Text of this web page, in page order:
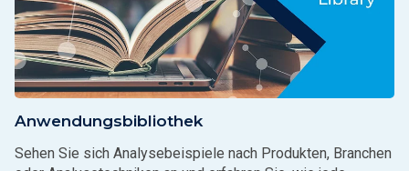
Anwendungsbibliothek
Sehen Sie sich Analysebeispiele nach Produkten, Branchen